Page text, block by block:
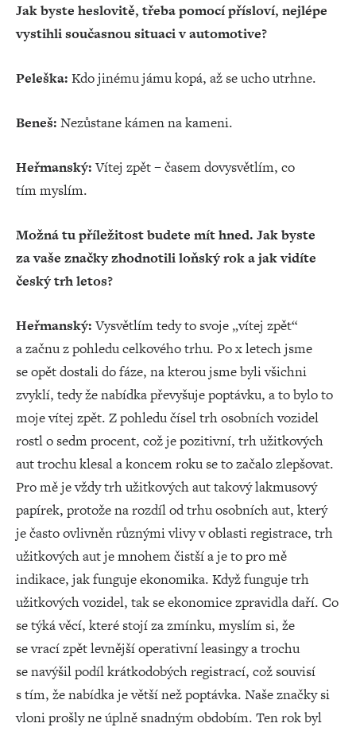
Jak byste heslovitě, třeba pomocí přísloví, nejlépe
vystihli současnou situaci v automotive?
Peleška: Kdo jinému jámu kopá, až se ucho utrhne.
Beneš: Nezůstane kámen na kameni.
Heřmanský:Vítej zpět – časem dovysvětlím, co
tím myslím.
Možná tu příležitost budete mít hned. Jak byste
za vaše značky zhodnotili loňský rok a jak vidíte
český trh letos?
Heřmanský:Vysvětlím tedy to svoje „vítej zpět“
a začnu z pohledu celkového trhu. Po x letech jsme
se opět dostali do fáze, na kterou jsme byli všichni
zvyklí, tedy že nabídka převyšuje poptávku, a to bylo to
moje vítej zpět. Z pohledu čísel trh osobních vozidel
rostl o sedm procent, což je pozitivní, trh užitkových
aut trochu klesal a koncem roku se to začalo zlepšovat.
Pro mě je vždy trh užitkových aut takový lakmusový
papírek, protože na rozdíl od trhu osobních aut, který
je často ovlivněn různými vlivy v oblasti registrace, trh
užitkových aut je mnohem čistší a je to pro mě
indikace, jak funguje ekonomika. Když funguje trh
užitkových vozidel, tak se ekonomice zpravidla daří. Co
se týká věcí, které stojí za zmínku, myslím si, že
se vrací zpět levnější operativní leasingy a trochu
se navýšil podíl krátkodobých registrací, což souvisí
s tím, že nabídka je větší než poptávka. Naše značky si
vloni prošly ne úplně snadným obdobím. Ten rok byl